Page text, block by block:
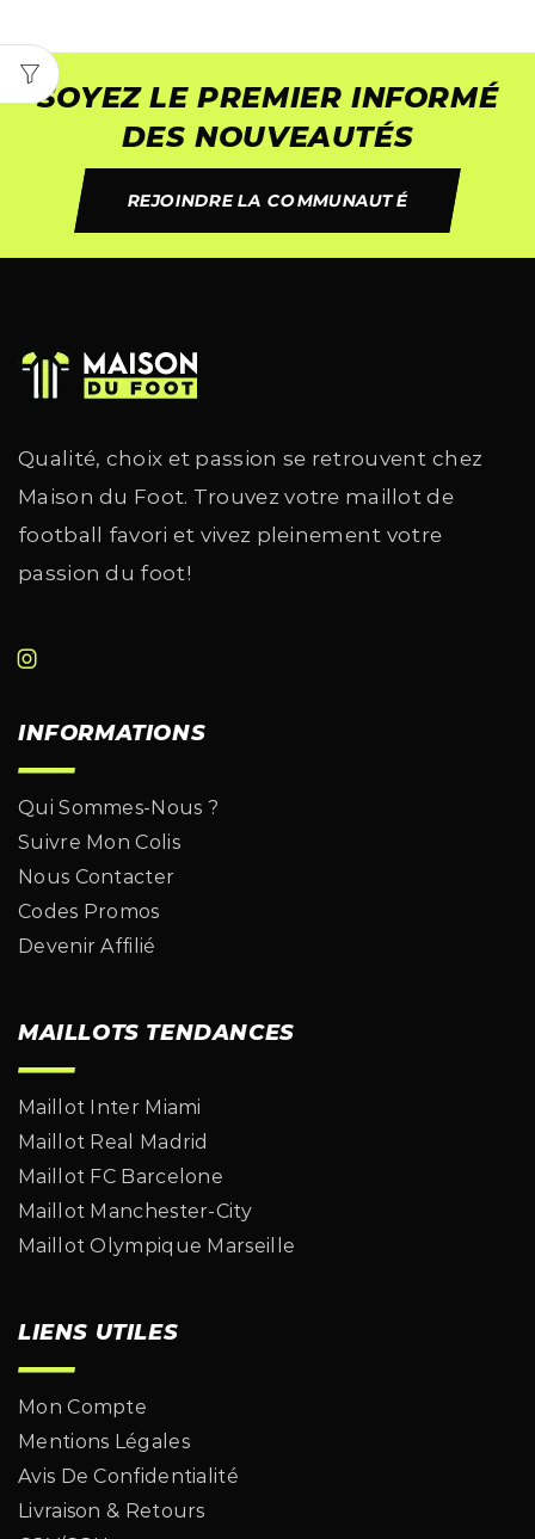
SOYEZ LE PREMIER INFORMÉ
DES NOUVEAUTÉS
REJOINDRE LA COMMUNAUTÉ
Qualité, choix et passion se retrouvent chez
Maison du Foot. Trouvez votre maillot de
football favori et vivez pleinement votre
passion du foot!
INFORMATIONS
Qui Sommes-Nous ?
Suivre Mon Colis
Nous Contacter
Codes Promos
Devenir Affilié
MAILLOTS TENDANCES
Maillot Inter Miami
Maillot Real Madrid
Maillot FC Barcelone
Maillot Manchester-City
Maillot Olympique Marseille
LIENS UTILES
Mon Compte
Mentions Légales
Avis De Confidentialité
Livraison & Retours